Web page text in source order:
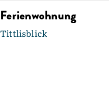
Ferienwohnung
Tittlisblick